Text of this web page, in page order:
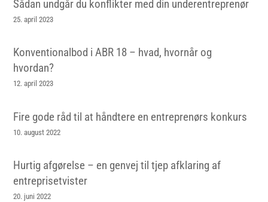
Sådan undgår du konflikter med din underentreprenør
25. april 2023
Konventionalbod i ABR 18 – hvad, hvornår og
hvordan?
12. april 2023
Fire gode råd til at håndtere en entreprenørs konkurs
10. august 2022
Hurtig afgørelse – en genvej til tjep afklaring af
entreprisetvister
20. juni 2022